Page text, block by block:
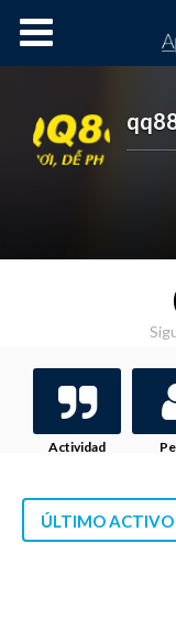
Actividad
ÚLTIMO ACTIVO